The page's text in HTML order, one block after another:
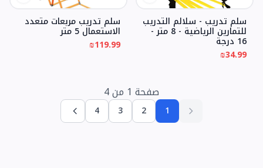
سلم تدريب - سلالم التدريب
للتمارين الرياضية - 8 متر -
16 درجة
₪34.99
سلم تدريب مربعات متعدد
الاستعمال 5 متر
₪119.99
صفحة 1 من4
1
2
3
4